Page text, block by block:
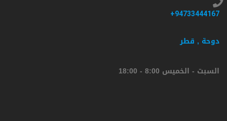
94733444167+
دوحة , قطر
السبت - الخميس 8:00 - 18:00